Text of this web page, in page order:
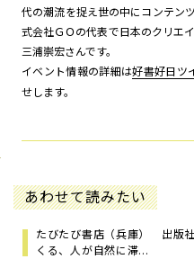
代の潮流を捉え世の中にコンテン
式会社ＧＯの代表で日本のクリエ
三浦崇宏さんです。
イベント情報の詳細は好書好日ツ
せします。
あわせて読みたい
たびたび書店（兵庫） 出版
くる、人が自然に滞...